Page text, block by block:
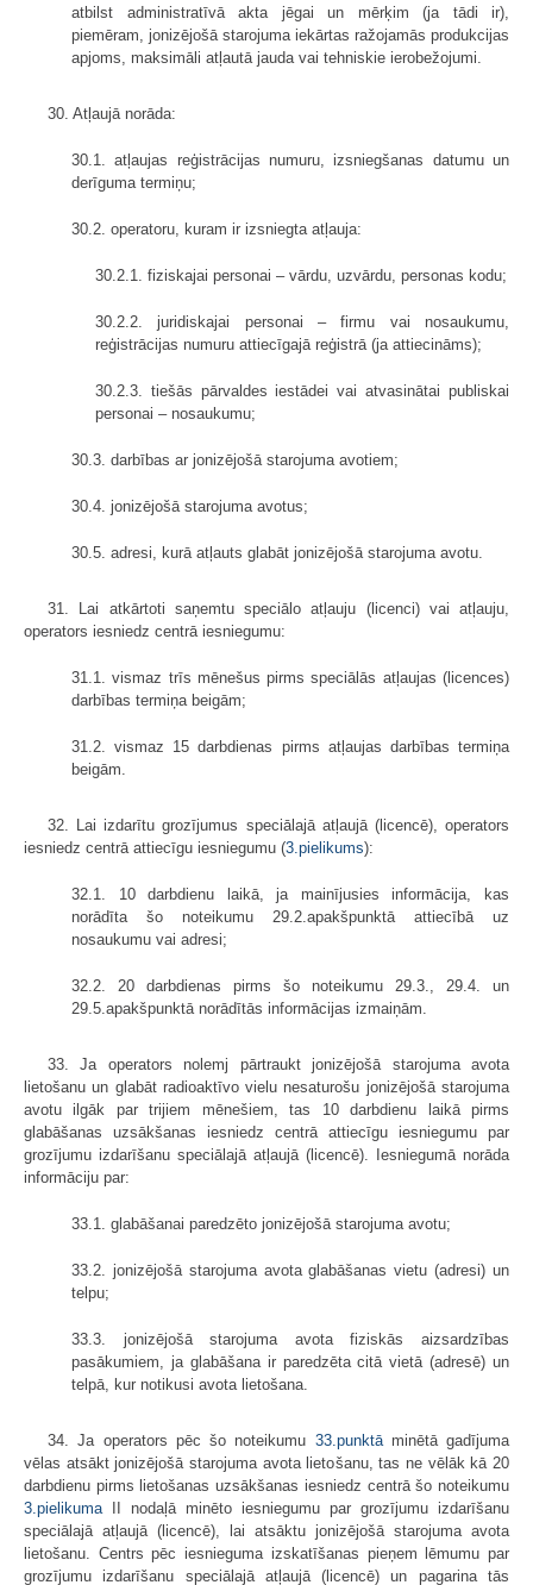
atbilst administratīvā akta jēgai un mērķim (ja tādi ir),
piemēram, jonizējošā starojuma iekārtas ražojamās produkcijas
apjoms, maksimāli atļautā jauda vai tehniskie ierobežojumi.
30. Atļaujā norāda:
30.1. atļaujas reģistrācijas numuru, izsniegšanas datumu un
derīguma termiņu;
30.2. operatoru, kuram ir izsniegta atļauja:
30.2.1. fiziskajai personai – vārdu, uzvārdu, personas kodu;
30.2.2. juridiskajai personai – firmu vai nosaukumu,
reģistrācijas numuru attiecīgajā reģistrā (ja attiecināms);
30.2.3. tiešās pārvaldes iestādei vai atvasinātai publiskai
personai – nosaukumu;
30.3. darbības ar jonizējošā starojuma avotiem;
30.4. jonizējošā starojuma avotus;
30.5. adresi, kurā atļauts glabāt jonizējošā starojuma avotu.
31. Lai atkārtoti saņemtu speciālo atļauju (licenci) vai atļauju,
operators iesniedz centrā iesniegumu:
31.1. vismaz trīs mēnešus pirms speciālās atļaujas (licences)
darbības termiņa beigām;
31.2. vismaz 15 darbdienas pirms atļaujas darbības termiņa
beigām.
32. Lai izdarītu grozījumus speciālajā atļaujā (licencē), operators
iesniedz centrā attiecīgu iesniegumu (3.pielikums):
32.1. 10 darbdienu laikā, ja mainījusies informācija, kas
norādīta šo noteikumu 29.2.apakšpunktā attiecībā uz
nosaukumu vai adresi;
32.2. 20 darbdienas pirms šo noteikumu 29.3., 29.4. un
29.5.apakšpunktā norādītās informācijas izmaiņām.
33. Ja operators nolemj pārtraukt jonizējošā starojuma avota
lietošanu un glabāt radioaktīvo vielu nesaturošu jonizējošā starojuma
avotu ilgāk par trijiem mēnešiem, tas 10 darbdienu laikā pirms
glabāšanas uzsākšanas iesniedz centrā attiecīgu iesniegumu par
grozījumu izdarīšanu speciālajā atļaujā (licencē). Iesniegumā norāda
informāciju par:
33.1. glabāšanai paredzēto jonizējošā starojuma avotu;
33.2. jonizējošā starojuma avota glabāšanas vietu (adresi) un
telpu;
33.3. jonizējošā starojuma avota fiziskās aizsardzības
pasākumiem, ja glabāšana ir paredzēta citā vietā (adresē) un
telpā, kur notikusi avota lietošana.
34. Ja operators pēc šo noteikumu 33.punktāminētā gadījuma
vēlas atsākt jonizējošā starojuma avota lietošanu, tas ne vēlāk kā 20
darbdienu pirms lietošanas uzsākšanas iesniedz centrā šo noteikumu
3.pielikumaII nodaļā minēto iesniegumu par grozījumu izdarīšanu
speciālajā atļaujā (licencē), lai atsāktu jonizējošā starojuma avota
lietošanu. Centrs pēc iesnieguma izskatīšanas pieņem lēmumu par
grozījumu izdarīšanu speciālajā atļaujā (licencē) un pagarina tās